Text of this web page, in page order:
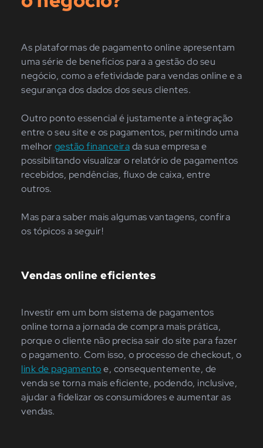
As plataformas de pagamento online apresentam
uma série de benefícios para a gestão do seu
negócio, como a efetividade para vendas online e a
segurança dos dados dos seus clientes.
Outro ponto essencial é justamente a integração
entre o seu site e os pagamentos, permitindo uma
melhorgestão financeirada sua empresa e
possibilitando visualizar o relatório de pagamentos
recebidos, pendências, fluxo de caixa, entre
outros.
Mas para saber mais algumas vantagens, confira
os tópicos a seguir!
Vendas online eficientes
Investir em um bom sistema de pagamentos
online torna a jornada de compra mais prática,
porque o cliente não precisa sair do site para fazer
o pagamento. Com isso, o processo de checkout, o
link de pagamentoe, consequentemente, de
venda se torna mais eficiente, podendo, inclusive,
ajudar a fidelizar os consumidores e aumentar as
vendas.